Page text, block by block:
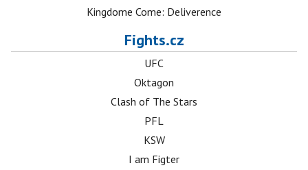
Kingdome Come: Deliverence
Fights.cz
UFC
Oktagon
Clash of The Stars
PFL
KSW
I am Figter